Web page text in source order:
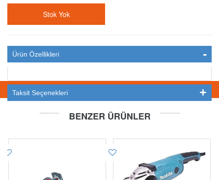
Stok Yok
Ürün Özellikleri
Taksit Seçenekleri
BENZER ÜRÜNLER